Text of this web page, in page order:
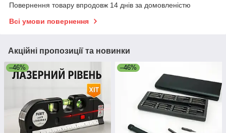
Повернення товару впродовж 14 днів за домовленістю
Всі умови повернення
Акційні пропозиції та новинки
–46% –46%